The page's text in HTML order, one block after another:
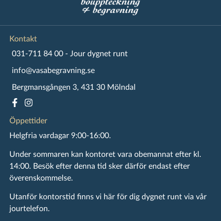
Kontakt
031-711 84 00 - Jour dygnet runt
info@vasabegravning.se
Bergmansgången 3, 431 30 Mölndal
Öppettider
Helgfria vardagar 9:00-16:00.
Under sommaren kan kontoret vara obemannat efter kl.
14:00. Besök efter denna tid sker därför endast efter
överenskommelse.
Utanför kontorstid finns vi här för dig dygnet runt via vår
jourtelefon.